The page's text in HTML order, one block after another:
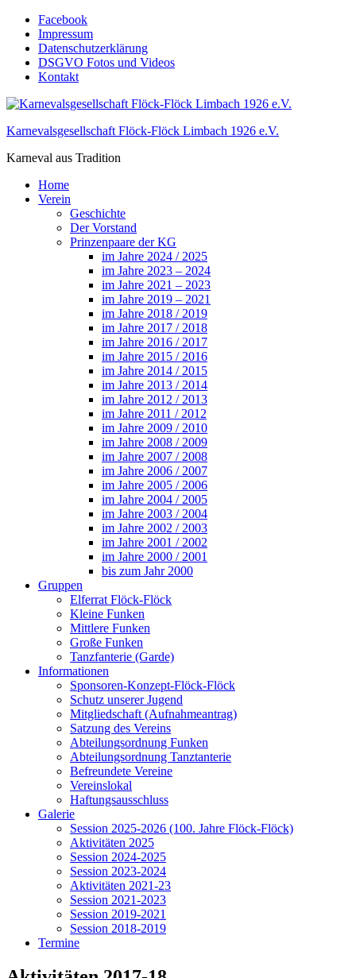
Skip
content
Facebook
Impressum
Datenschutzerklärung
DSGVO Fotos und Videos
Kontakt
Karnevalsgesellschaft Flöck-Flöck Limbach 1926 e.V.
Karneval aus Tradition
Home
Verein
Geschichte
Der Vorstand
Prinzenpaare der KG
im Jahre 2024 / 2025
im Jahre 2023 – 2024
im Jahre 2021 – 2023
im Jahre 2019 – 2021
im Jahre 2018 / 2019
im Jahre 2017 / 2018
im Jahre 2016 / 2017
im Jahre 2015 / 2016
im Jahre 2014 / 2015
im Jahre 2013 / 2014
im Jahre 2012 / 2013
im Jahre 2011 / 2012
im Jahre 2009 / 2010
im Jahre 2008 / 2009
im Jahre 2007 / 2008
im Jahre 2006 / 2007
im Jahre 2005 / 2006
im Jahre 2004 / 2005
im Jahre 2003 / 2004
im Jahre 2002 / 2003
im Jahre 2001 / 2002
im Jahre 2000 / 2001
bis zum Jahr 2000
Gruppen
Elferrat Flöck-Flöck
Kleine Funken
Mittlere Funken
Große Funken
Tanzfanterie (Garde)
Informationen
Sponsoren-Konzept-Flöck-Flöck
Schutz unserer Jugend
Mitgliedschaft (Aufnahmeantrag)
Satzung des Vereins
Abteilungsordnung Funken
Abteilungsordnung Tanztanterie
Befreundete Vereine
Vereinslokal
Haftungsausschluss
Galerie
Session 2025-2026 (100. Jahre Flöck-Flöck)
Aktivitäten 2025
Session 2024-2025
Session 2023-2024
Aktivitäten 2021-23
Session 2021-2023
Session 2019-2021
Session 2018-2019
Termine